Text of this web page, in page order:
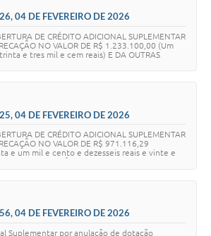
04 DE FEVEREIRO DE 2026
DE CRÉDITO ADICIONAL SUPLEMENTAR
NO VALOR DE R$ 1.233.100,00 (Um
e tres mil e cem reais) E DA OUTRAS
04 DE FEVEREIRO DE 2026
DE CRÉDITO ADICIONAL SUPLEMENTAR
NO VALOR DE R$ 971.116,29
e um mil e cento e dezesseis reais e vinte e
04 DE FEVEREIRO DE 2026
Suplementar por anulação de dotação